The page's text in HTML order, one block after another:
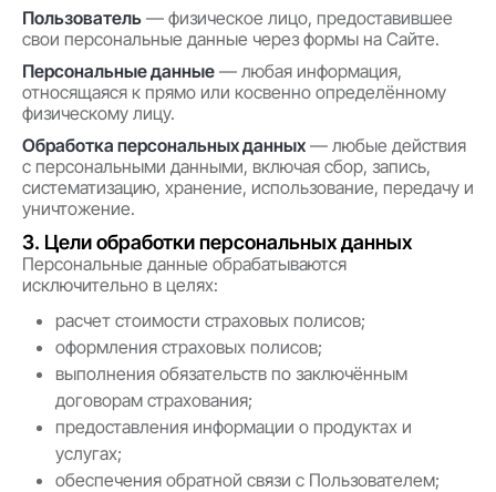
Пользователь — физическое лицо, предоставившее
свои персональные данные через формы на Сайте.
Персональные данные — любая информация,
относящаяся к прямо или косвенно определённому
физическому лицу.
Обработка персональных данных — любые действия
с персональными данными, включая сбор, запись,
систематизацию, хранение, использование, передачу и
уничтожение.
3. Цели обработки персональных данных
Персональные данные обрабатываются
исключительно в целях:
расчет стоимости страховых полисов;
оформления страховых полисов;
выполнения обязательств по заключённым
договорам страхования;
предоставления информации о продуктах и
услугах;
обеспечения обратной связи с Пользователем;